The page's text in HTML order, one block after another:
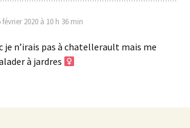
février 2020 à 10 h 36 min
je n’irais pas à chatellerault mais me
à jardres